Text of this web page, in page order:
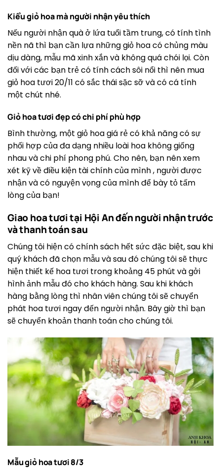
Kiểu giỏ hoa mà người nhận yêu thích
Nếu người nhận quà ở lứa tuổi tầm trung, có tính tình
nền nã thì bạn cần lựa những giỏ hoa có chủng màu
dịu dàng, mẫu mã xinh xắn và không quá chói lọi. Còn
đối với các bạn trẻ có tính cách sôi nổi thì nên mua
giỏ hoa tươi 20/11 có sắc thái sặc sỡ và có cá tính
một chút nhé.
Giỏ hoa tươi đẹp có chi phí phù hợp
Bình thường, một giỏ hoa giá rẻ có khả năng có sự
phối hợp của đa dạng nhiều loài hoa không giống
nhau và chi phí phong phú. Cho nên, bạn nên xem
xét kỹ về điều kiện tài chính của mình , người được
nhận và có nguyện vọng của mình để bày tỏ tấm
lòng của bạn!
Giao hoa tươi tại Hội An đến người nhận trước
và thanh toán sau
Chúng tôi hiện có chính sách hết sức đặc biệt, sau khi
quý khách đã chọn mẫu và sau đó chúng tôi sẽ thực
hiện thiết kế hoa tươi trong khoảng 45 phút và gởi
hình ảnh mẫu đó cho khách hàng. Sau khi khách
hàng bằng lòng thì nhân viên chúng tôi sẽ chuyển
phát hoa tươi ngay đến người nhận. Bây giờ thì bạn
sẽ chuyển khoản thanh toán cho chúng tôi.
Mẫu giỏ hoa tươi 8/3